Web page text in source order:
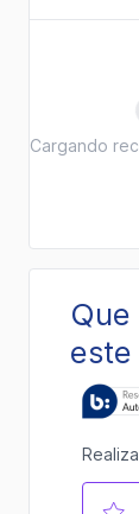
Cargando